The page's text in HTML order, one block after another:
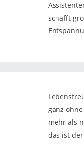
schafft
ganz
mehr als
das ist